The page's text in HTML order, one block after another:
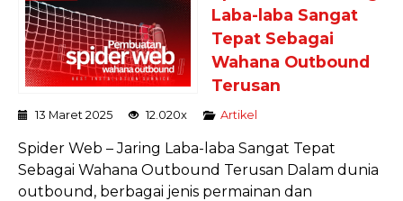
Laba-laba Sangat
Tepat Sebagai
Wahana Outbound
Terusan
13 Maret 2025 12.020x Artikel
Spider Web – Jaring Laba-laba Sangat Tepat
Sebagai Wahana Outbound Terusan Dalam dunia
outbound, berbagai jenis permainan dan